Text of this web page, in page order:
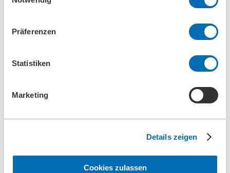
Präferenzen
Statistiken
Marketing
Details zeigen
Cookies zulassen
Kontakt
Downloads